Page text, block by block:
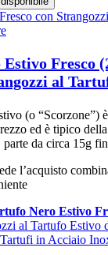
Fresco
al
(o “Scorzone”)
ed è tipico
parte da circa 15g
l’acquisto
Nero Estivo
al Tartufo Estivo
in Acciaio